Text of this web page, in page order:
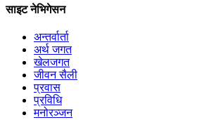
साइट नेभिगेसन
अन्तर्वार्ता
अर्थ जगत
खेलजगत
जीवन सैली
प्रवास
प्रविधि
मनोरञ्जन